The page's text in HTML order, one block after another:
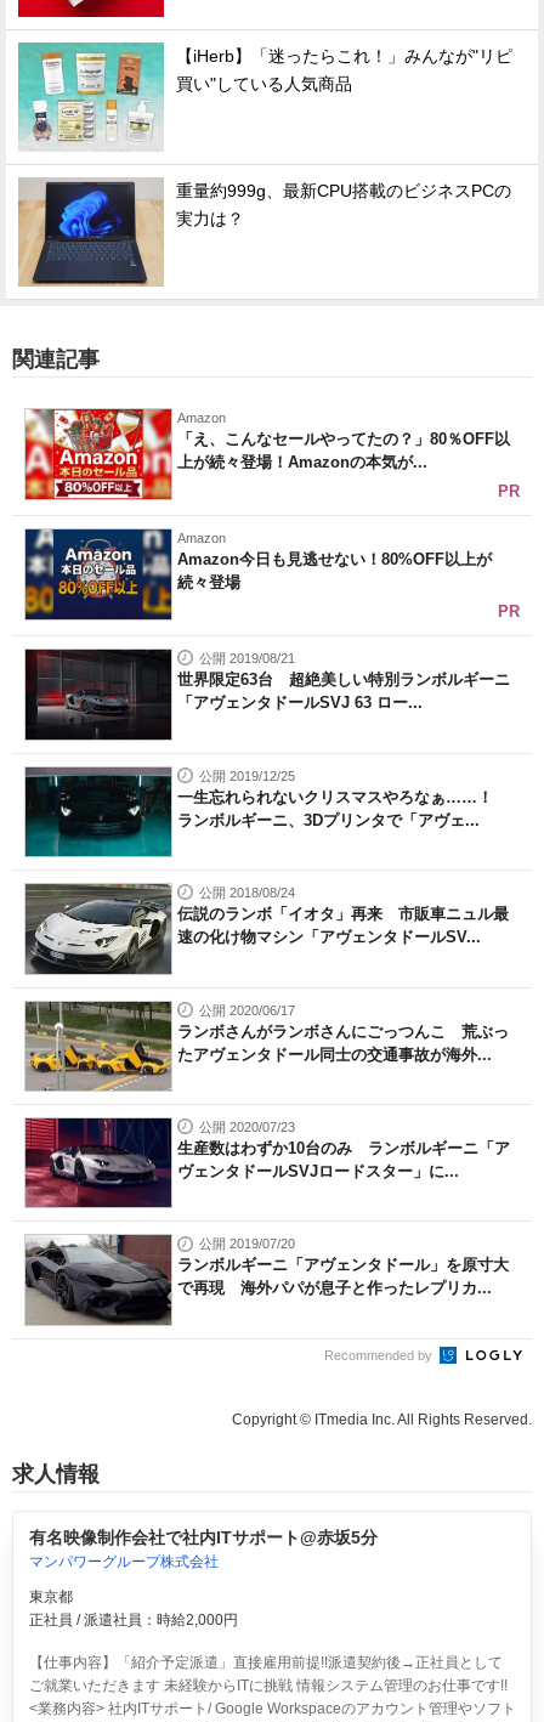
【iHerb】「迷ったらこれ！」みんなが"リピ
買い"している人気商品
重量約999g、最新CPU搭載のビジネスPCの
実力は？
関連記事
Amazon
「え、こんなセールやってたの？」80％OFF以
上が続々登場！Amazonの本気が...
PR
Amazon
Amazon今日も見逃せない！80%OFF以上が
続々登場
PR
公開 2019/08/21
世界限定63台 超絶美しい特別ランボルギーニ
「アヴェンタドールSVJ 63 ロー...
公開 2019/12/25
一生忘れられないクリスマスやろなぁ……！
ランボルギーニ、3Dプリンタで「アヴェ...
公開 2018/08/24
伝説のランボ「イオタ」再来 市販車ニュル最
速の化け物マシン「アヴェンタドールSV...
公開 2020/06/17
ランボさんがランボさんにごっつんこ 荒ぶっ
たアヴェンタドール同士の交通事故が海外...
公開 2020/07/23
生産数はわずか10台のみ ランボルギーニ「ア
ヴェンタドールSVJロードスター」に...
公開 2019/07/20
ランボルギーニ「アヴェンタドール」を原寸大
で再現 海外パパが息子と作ったレプリカ...
Recommended by
Copyright © ITmedia Inc. All Rights Reserved.
求人情報
有名映像制作会社で社内ITサポート@赤坂5分
マンパワーグループ株式会社
東京都
正社員 / 派遣社員：時給2,000円
【仕事内容】「紹介予定派遣」直接雇用前提!!派遣契約後→正社員として
ご就業いただきます 未経験からITに挑戦 情報システム管理のお仕事です!!
<業務内容> 社内ITサポート/ Google Workspaceのアカウント管理やソフト